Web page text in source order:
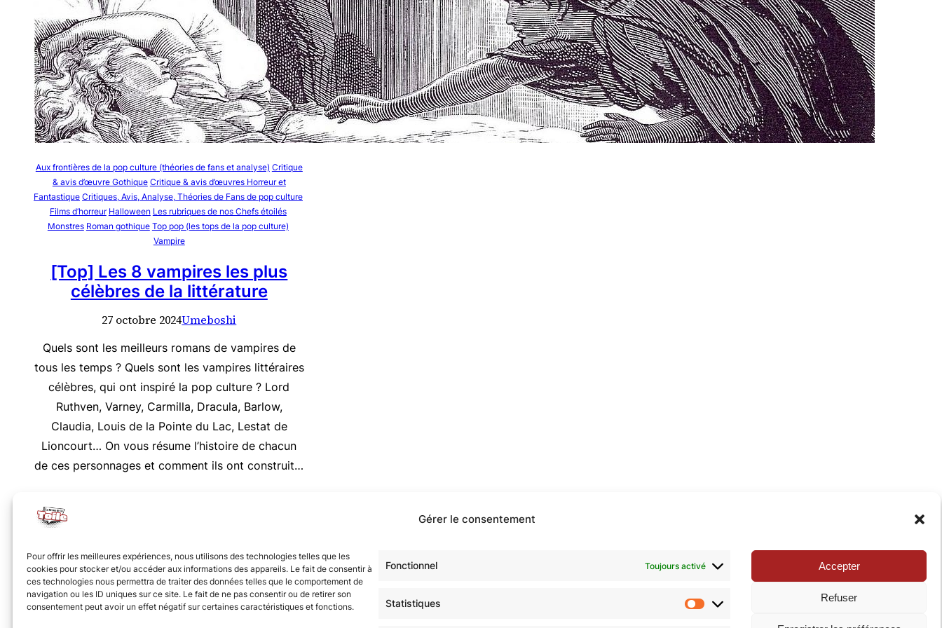
Gérer le consentement
Pour offrir les meilleures expériences, nous utilisons des technologies telles que les
cookies pour stocker et/ou accéder aux informations des appareils. Le fait de consentir à
ces technologies nous permettra de traiter des données telles que le comportement de
navigation ou les ID uniques sur ce site. Le fait de ne pas consentir ou de retirer son
consentement peut avoir un effet négatif sur certaines caractéristiques et fonctions.
Fonctionnel Toujours activé
Statistiques
Accepter
Refuser
Aux frontières de la pop culture (théories de fans et analyse) Critique
& avis d’œuvre Gothique Critique & avis d’œuvres Horreur et
Fantastique Critiques, Avis, Analyse, Théories de Fans de pop culture
Films d’horreur Halloween Les rubriques de nos Chefs étoilés
Monstres Roman gothique Top pop (les tops de la pop culture)
Vampire
[Top] Les 8 vampires les plus
célèbres de la littérature
27 octobre 2024Umeboshi
Quels sont les meilleurs romans de vampires de
tous les temps ? Quels sont les vampires littéraires
célèbres, qui ont inspiré la pop culture ? Lord
Ruthven, Varney, Carmilla, Dracula, Barlow,
Claudia, Louis de la Pointe du Lac, Lestat de
Lioncourt… On vous résume l’histoire de chacun
de ces personnages et comment ils ont construit…
sur tous nos réseaux !